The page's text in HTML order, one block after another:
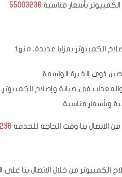
بأسعار مناسبة 55003236
الكمبيوتر بمزايا عديدة، منها:
ذوي الخبرة الواسعة.
في صيانة وإصلاح الكمبيوتر.
وبأسعار مناسبة.
الاتصال بنا وقت الحاجة للخدمة
من خلال الاتصال بنا على